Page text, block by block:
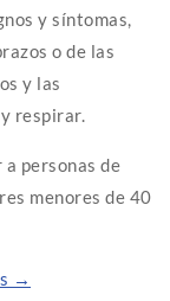
y síntomas,
o de las
y las
respirar.
personas de
menores de 40
→